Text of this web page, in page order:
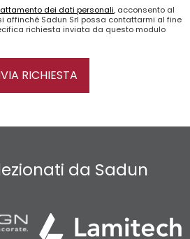
dei dati personali, acconsento al
affinché Sadun Srl possa contattarmi al fine
richiesta inviata da questo modulo
RICHIESTA
da Sadun